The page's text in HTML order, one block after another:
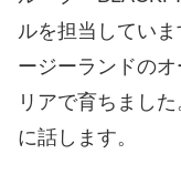
ルを担当してい
ージーランドの
リアで育ちまし
に話します。